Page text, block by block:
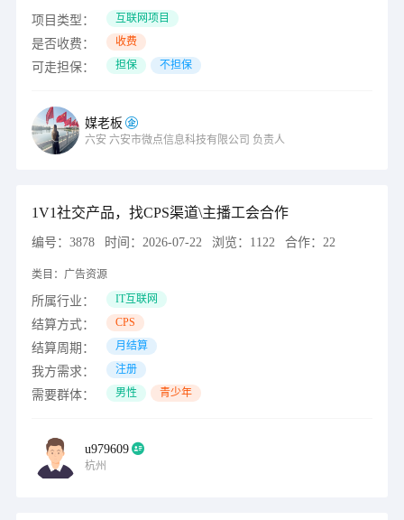
项目类型： 互联网项目
是否收费： 收费
可走担保： 担保 不担保
媒老板
六安 六安市微点信息科技有限公司 负责人
1V1社交产品，找CPS渠道\主播工会合作
编号： 3878 时间： 2026-07-22 浏览： 1122 合作： 22
类目： 广告资源
所属行业： IT互联网
结算方式： CPS
结算周期： 月结算
我方需求： 注册
需要群体： 男性 青少年
u979609
杭州